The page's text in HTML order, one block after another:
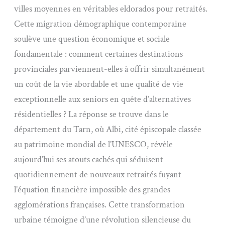
villes moyennes en véritables eldorados pour retraités.
Cette migration démographique contemporaine
soulève une question économique et sociale
fondamentale : comment certaines destinations
provinciales parviennent-elles à offrir simultanément
un coût de la vie abordable et une qualité de vie
exceptionnelle aux seniors en quête d’alternatives
résidentielles ? La réponse se trouve dans le
département du Tarn, où Albi, cité épiscopale classée
au patrimoine mondial de l’UNESCO, révèle
aujourd’hui ses atouts cachés qui séduisent
quotidiennement de nouveaux retraités fuyant
l’équation financière impossible des grandes
agglomérations françaises. Cette transformation
urbaine témoigne d’une révolution silencieuse du